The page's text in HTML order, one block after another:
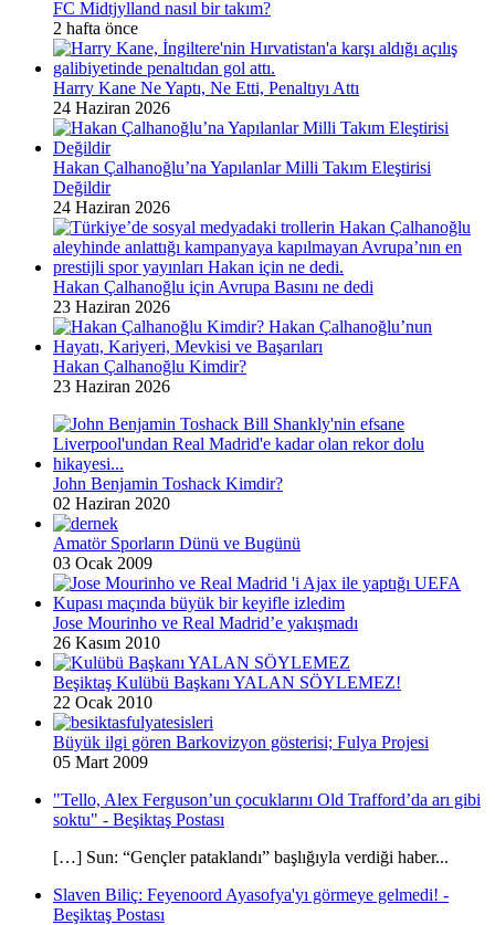
FC Midtjylland nasıl bir takım?
2 hafta önce
Harry Kane Ne Yaptı, Ne Etti, Penaltıyı Attı
24 Haziran 2026
Hakan Çalhanoğlu’na Yapılanlar Milli Takım Eleştirisi
Değildir
24 Haziran 2026
Hakan Çalhanoğlu için Avrupa Basını ne dedi
23 Haziran 2026
Hakan Çalhanoğlu Kimdir?
23 Haziran 2026
John Benjamin Toshack Kimdir?
02 Haziran 2020
Amatör Sporların Dünü ve Bugünü
03 Ocak 2009
Jose Mourinho ve Real Madrid’e yakışmadı
26 Kasım 2010
Beşiktaş Kulübü Başkanı YALAN SÖYLEMEZ!
22 Ocak 2010
Büyük ilgi gören Barkovizyon gösterisi; Fulya Projesi
05 Mart 2009
"Tello, Alex Ferguson’un çocuklarını Old Trafford’da arı gibi
soktu" - Beşiktaş Postası
[…] Sun: “Gençler pataklandı” başlığıyla verdiği haber...
Slaven Biliç: Feyenoord Ayasofya'yı görmeye gelmedi! -
Beşiktaş Postası